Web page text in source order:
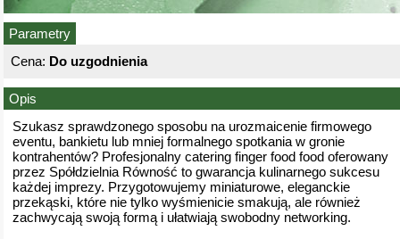
Parametry
Cena: Do uzgodnienia
Opis
Szukasz sprawdzonego sposobu na urozmaicenie firmowego
eventu, bankietu lub mniej formalnego spotkania w gronie
kontrahentów? Profesjonalny catering finger food food oferowany
przez Spółdzielnia Równość to gwarancja kulinarnego sukcesu
każdej imprezy. Przygotowujemy miniaturowe, eleganckie
przekąski, które nie tylko wyśmienicie smakują, ale również
zachwycają swoją formą i ułatwiają swobodny networking.